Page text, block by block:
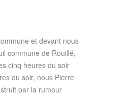
et devant nous
commune de Rouillé,
cinq heures du soir
du soir, nous Pierre
par la rumeur